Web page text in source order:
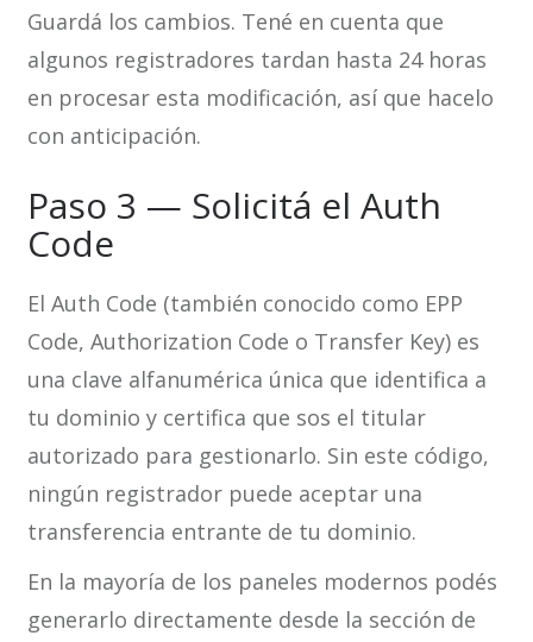
Guardá los cambios. Tené en cuenta que
algunos registradores tardan hasta 24 horas
en procesar esta modificación, así que hacelo
con anticipación.
Paso 3 — Solicitá el Auth
Code
El Auth Code (también conocido como EPP
Code, Authorization Code o Transfer Key) es
una clave alfanumérica única que identifica a
tu dominio y certifica que sos el titular
autorizado para gestionarlo. Sin este código,
ningún registrador puede aceptar una
transferencia entrante de tu dominio.
En la mayoría de los paneles modernos podés
generarlo directamente desde la sección de